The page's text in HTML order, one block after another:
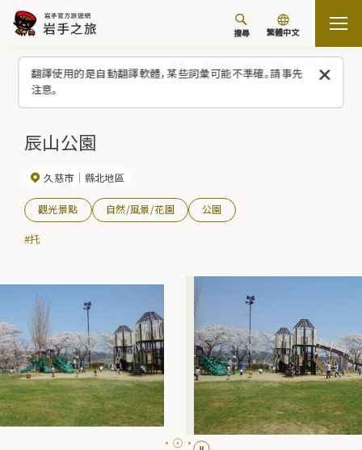
翻譯使用的是自動翻譯軟體，某些詞彙可能不準確。請事先
注意。
搜尋 繁體中文
辰山公園
久慈市 縣北地區
觀光景點 自然/風景/花園 公園
#托